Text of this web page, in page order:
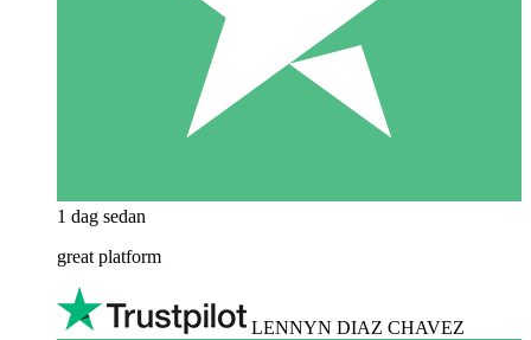
1 dag sedan
great platform
LENNYN DIAZ CHAVEZ